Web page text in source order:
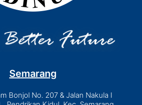
Semarang
Bonjol No. 207 & Jalan Nakula I